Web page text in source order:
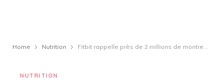
Home Nutrition Fitbit rappelle près de 2 millions de montres intelligentes Ion en raison d’un risque de brûlure
NUTRITION